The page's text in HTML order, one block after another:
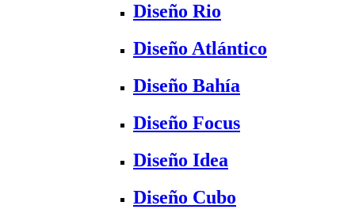
Diseño Rio
Diseño Atlántico
Diseño Bahía
Diseño Focus
Diseño Idea
Diseño Cubo